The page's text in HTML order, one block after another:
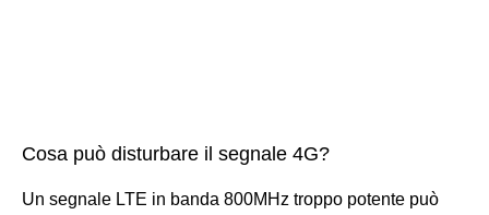
Cosa può disturbare il segnale 4G?
Un segnale LTE in banda 800MHz troppo potente può